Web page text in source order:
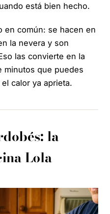
está bien hecho.
en común: se hacen en
la nevera y son
las convierte en la
minutos que puedes
calor ya aprieta.
la
Lola